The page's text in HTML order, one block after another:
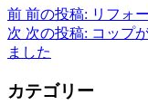
前 前の投稿: リフォ
次 次の投稿: コップ
ました
カテゴリー